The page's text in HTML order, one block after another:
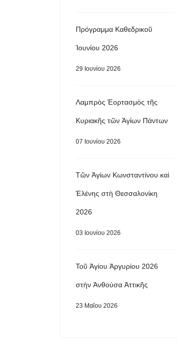
Πρόγραμμα Καθεδρικοῦ
Ἰουνίου 2026
29 Ιουνίου 2026
Λαμπρὸς Ἑορτασμὸς τῆς
Κυριακῆς τῶν Ἁγίων Πάντων
07 Ιουνίου 2026
Τῶν Ἁγίων Κωνσταντίνου καὶ
Ἑλένης στὴ Θεσσαλονίκη
2026
03 Ιουνίου 2026
Τοῦ Ἁγίου Ἀργυρίου 2026
στὴν Ἀνθούσα Ἀττικῆς
23 Μαΐου 2026